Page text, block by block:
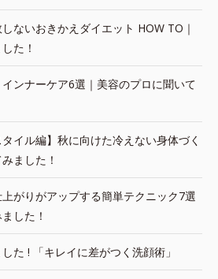
ないおきかえダイエット HOW TO｜
た！
ンナーケア6選｜美容のプロに聞いて
イル編】秋に向けた冷えない身体づく
ました！
上がりがアップする簡単テクニック7選
した！
た ! 「キレイに差がつく洗顔術」